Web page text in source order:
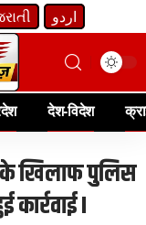
اردو
देश-विदेश
के खिलाफ पुलिस
I